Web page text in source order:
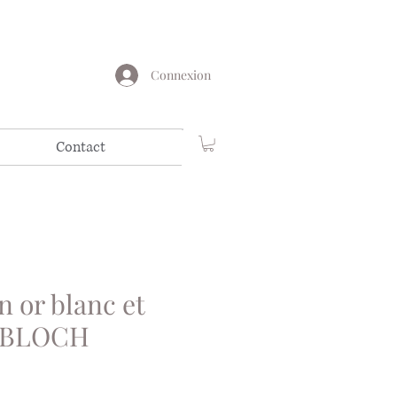
Connexion
Contact
or blanc et